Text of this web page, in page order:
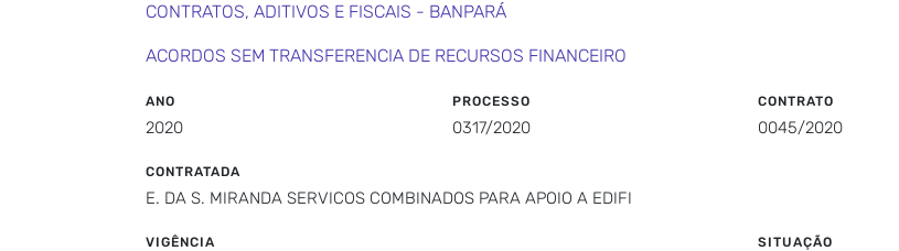
CONTRATOS, ADITIVOS E FISCAIS - BANPARÁ
ACORDOS SEM TRANSFERENCIA DE RECURSOS FINANCEIRO
ANO
2020
PROCESSO
0317/2020
CONTRATO
0045/2020
CONTRATADA
E. DA S. MIRANDA SERVICOS COMBINADOS PARA APOIO A EDIFI
VIGÊNCIA SITUAÇÃO